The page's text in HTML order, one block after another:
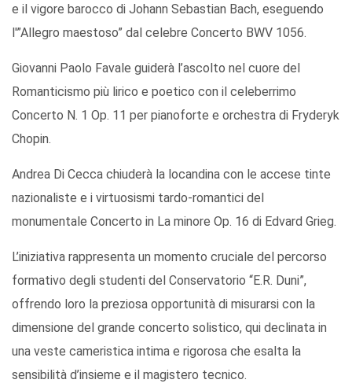
e il vigore barocco di Johann Sebastian Bach, eseguendo
l'”Allegro maestoso” dal celebre Concerto BWV 1056.
Giovanni Paolo Favale guiderà l’ascolto nel cuore del
Romanticismo più lirico e poetico con il celeberrimo
Concerto N. 1 Op. 11 per pianoforte e orchestra di Fryderyk
Chopin.
Andrea Di Cecca chiuderà la locandina con le accese tinte
nazionaliste e i virtuosismi tardo-romantici del
monumentale Concerto in La minore Op. 16 di Edvard Grieg.
L’iniziativa rappresenta un momento cruciale del percorso
formativo degli studenti del Conservatorio “E.R. Duni”,
offrendo loro la preziosa opportunità di misurarsi con la
dimensione del grande concerto solistico, qui declinata in
una veste cameristica intima e rigorosa che esalta la
sensibilità d’insieme e il magistero tecnico.